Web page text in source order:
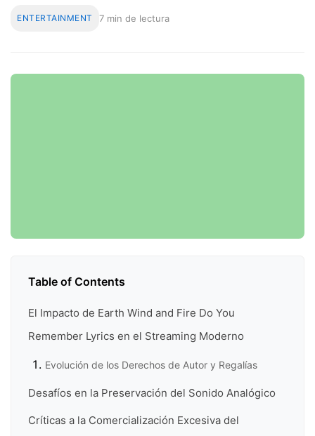
ENTERTAINMENT 7 min de lectura
Table of Contents
El Impacto de Earth Wind and Fire Do You
Remember Lyrics en el Streaming Moderno
Evolución de los Derechos de Autor y Regalías
Desafíos en la Preservación del Sonido Analógico
Críticas a la Comercialización Excesiva del